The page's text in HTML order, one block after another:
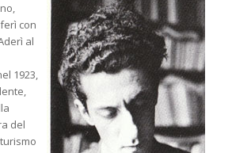
con
al
1923,
del